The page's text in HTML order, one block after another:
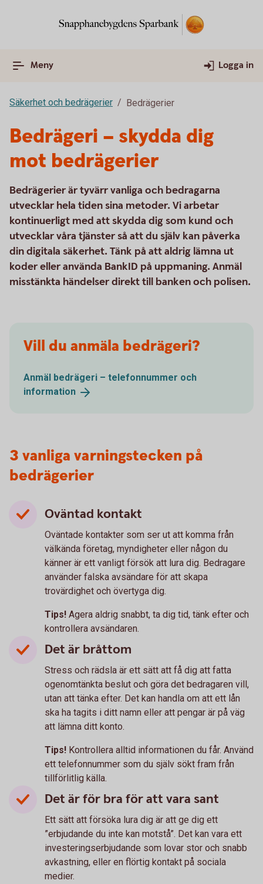
Meny Logga in
Säkerhet och bedrägerier Bedrägerier
Bedrägeri – skydda dig
mot bedrägerier
Bedrägerier är tyvärr vanliga och bedragarna
utvecklar hela tiden sina metoder. Vi arbetar
kontinuerligt med att skydda dig som kund och
utvecklar våra tjänster så att du själv kan påverka
din digitala säkerhet. Tänk på att aldrig lämna ut
koder eller använda BankID på uppmaning. Anmäl
misstänkta händelser direkt till banken och polisen.
Vill du anmäla bedrägeri?
Anmäl bedrägeri – telefonnummer och
information
3 vanliga varningstecken på
bedrägerier
Oväntad kontakt
Oväntade kontakter som ser ut att komma från
välkända företag, myndigheter eller någon du
känner är ett vanligt försök att lura dig. Bedragare
använder falska avsändare för att skapa
trovärdighet och övertyga dig.
Tips! Agera aldrig snabbt, ta dig tid, tänk efter och
kontrollera avsändaren.
Det är bråttom
Stress och rädsla är ett sätt att få dig att fatta
ogenomtänkta beslut och göra det bedragaren vill,
utan att tänka efter. Det kan handla om att ett lån
ska ha tagits i ditt namn eller att pengar är på väg
att lämna ditt konto.
Tips! Kontrollera alltid informationen du får. Använd
ett telefonnummer som du själv sökt fram från
tillförlitlig källa.
Det är för bra för att vara sant
Ett sätt att försöka lura dig är att ge dig ett
”erbjudande du inte kan motstå”. Det kan vara ett
investeringserbjudande som lovar stor och snabb
avkastning, eller en flörtig kontakt på sociala
medier.